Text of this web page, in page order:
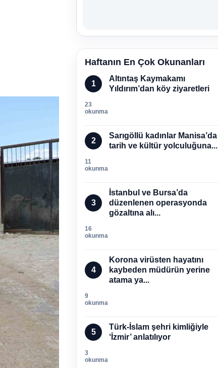
Haftanın En Çok Okunanları
1
Altıntaş Kaymakamı
Yıldırım’dan köy ziyaretleri
23
okunma
2
Sarıgöllü kadınlar Manisa’da
tarih ve kültür yolculuğuna...
11
okunma
3
İstanbul ve Bursa’da
düzenlenen operasyonda
gözaltına alı...
16
okunma
4
Korona virüsten hayatını
kaybeden müdürün yerine
atama ya...
9
okunma
5
Türk-İslam şehri kimliğiyle
‘İzmir’ anlatılıyor
3
okunma